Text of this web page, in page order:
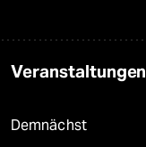
Veranstaltungen
Demnächst